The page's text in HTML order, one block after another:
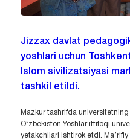
Jizzax davlat
yoshlari uchun
Islom sivilizatsiyasi
tashkil etildi.
Mazkur tashrifda
O‘zbekiston Yoshlar ittifoqi
yetakchilari ishtirok etdi.